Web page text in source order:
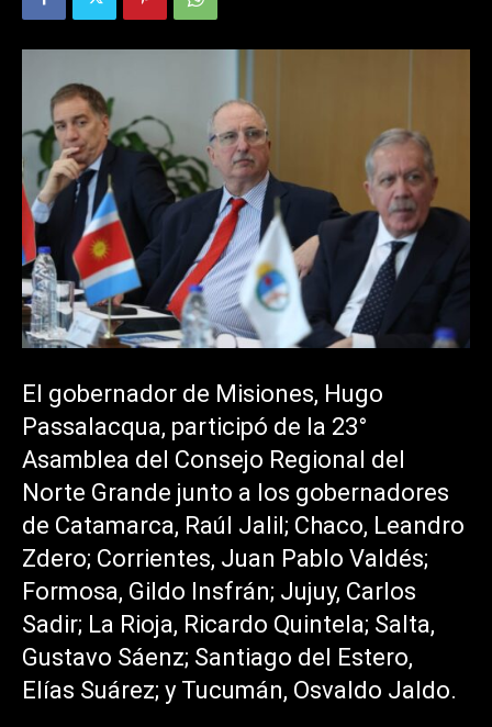
El gobernador de Misiones, Hugo
Passalacqua, participó de la 23°
Asamblea del Consejo Regional del
Norte Grande junto a los gobernadores
de Catamarca, Raúl Jalil; Chaco, Leandro
Zdero; Corrientes, Juan Pablo Valdés;
Formosa, Gildo Insfrán; Jujuy, Carlos
Sadir; La Rioja, Ricardo Quintela; Salta,
Gustavo Sáenz; Santiago del Estero,
Elías Suárez; y Tucumán, Osvaldo Jaldo.